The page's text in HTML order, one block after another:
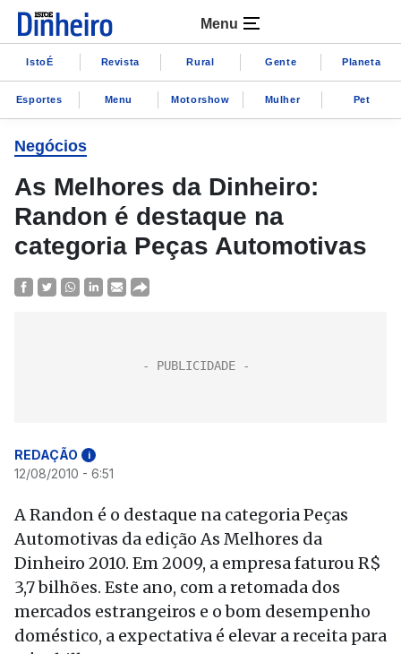
Menu
IstoÉ Revista Rural Gente Planeta
Esportes Menu Motorshow Mulher Pet
Negócios
As Melhores da Dinheiro:
Randon é destaque na
categoria Peças Automotivas
REDAÇÃO i
12/08/2010 - 6:51
A Randon é o destaque na categoria Peças
Automotivas da edição As Melhores da
Dinheiro 2010. Em 2009, a empresa faturou R$
3,7 bilhões. Este ano, com a retomada dos
mercados estrangeiros e o bom desempenho
doméstico, a expectativa é elevar a receita para